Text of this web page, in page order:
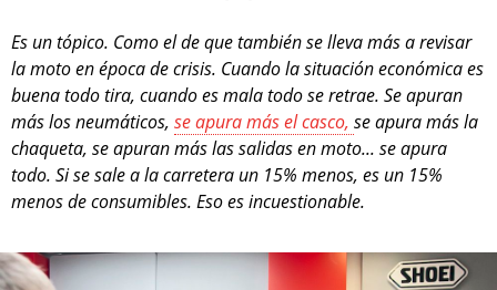
Es un tópico. Como el de que también se lleva más a revisar
la moto en época de crisis. Cuando la situación económica es
buena todo tira, cuando es mala todo se retrae. Se apuran
más los neumáticos, se apura más el casco, se apura más la
chaqueta, se apuran más las salidas en moto... se apura
todo. Si se sale a la carretera un 15% menos, es un 15%
menos de consumibles. Eso es incuestionable.